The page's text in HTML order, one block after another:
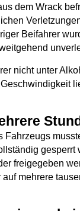
dem Wrack
Beifahrer
nicht unter
Fahrzeugs
gesperrt
freigegeben
mehrere